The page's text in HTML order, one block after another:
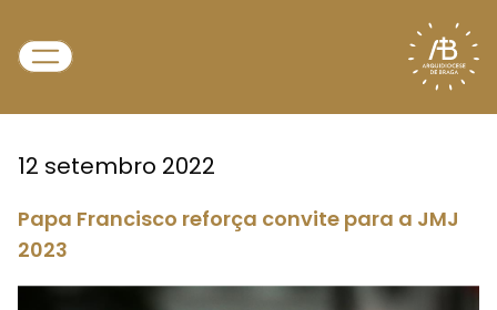
12 setembro 2022
Papa Francisco reforça convite para a JMJ
2023